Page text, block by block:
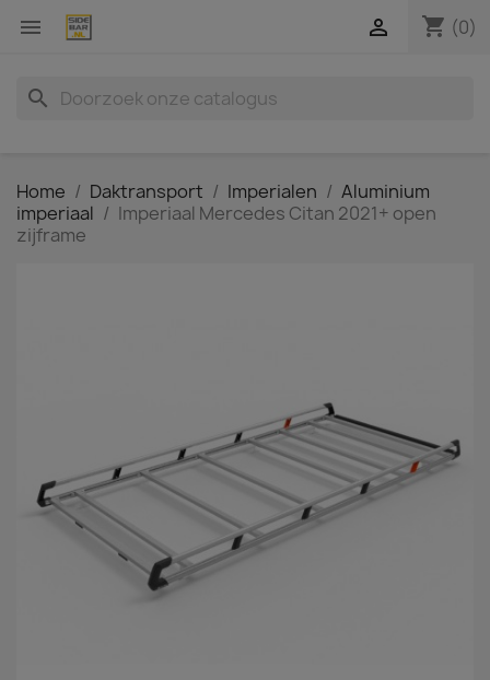
 shopping_cart (0)

search
Home Daktransport Imperialen
Aluminium
imperiaal
Imperiaal Mercedes Citan 2021+ open
zijframe